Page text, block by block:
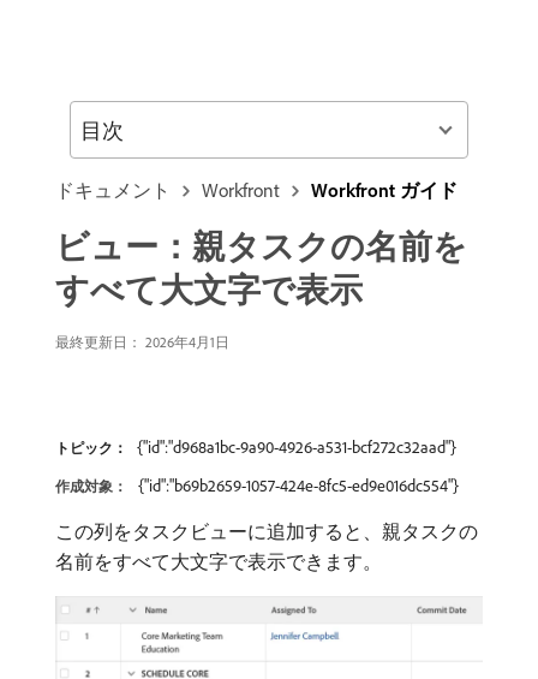
ドキュメント Workfront Workfront ガイド
ビュー：親タスクの名前を
すべて大文字で表示
最終更新日： 2026年4月1日
トピック： {"id":"d968a1bc-9a90-4926-a531-bcf272c32aad"}
作成対象： {"id":"b69b2659-1057-424e-8fc5-ed9e016dc554"}
この列をタスクビューに追加すると、親タスクの
名前をすべて大文字で表示できます。
目次